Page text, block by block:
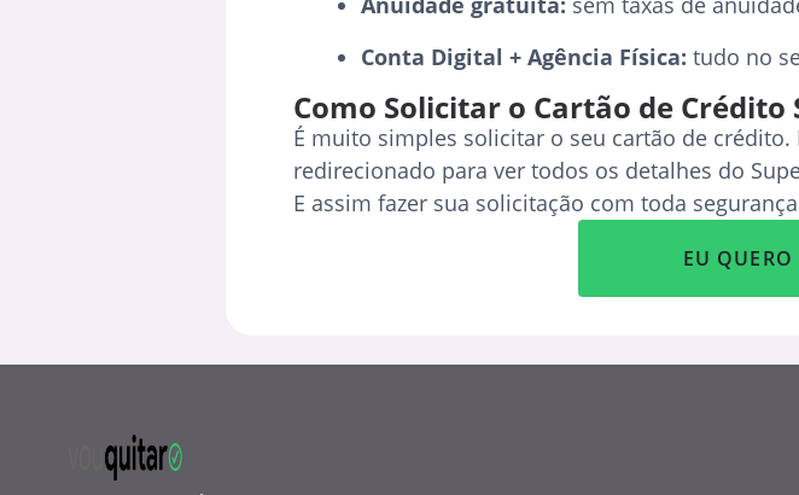
Conta Digital + Agência Física: tudo no
Como Solicitar o Cartão de
É muito simples solicitar o seu cartão de
redirecionado para ver todos os detalhes do
E assim fazer sua solicitação com toda
EU QUERO